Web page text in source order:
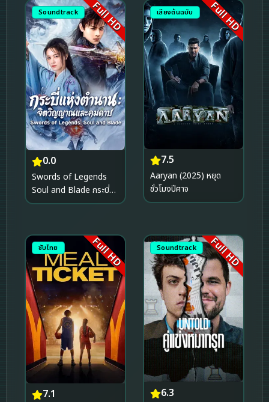
Soundtrack Full HD
0.0
Swords of Legends
Soul and Blade กระบี่
แห่งตำนาน จิตวิญญาณ
เสียงต้นฉบับ Full HD
7.5
Aaryan (2025) หยุด
ชั่วโมงปีศาจ
ซับไทย Full HD
7.1
Soundtrack Full HD
6.3